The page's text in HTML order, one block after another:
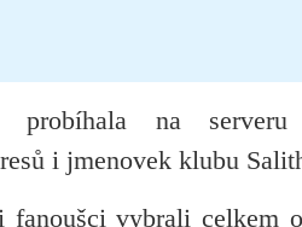
probíhala na serveru
i jmenovek klubu
fanoušci vybrali celkem